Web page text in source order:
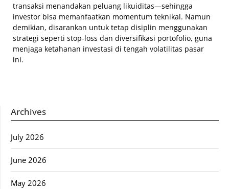
transaksi menandakan peluang likuiditas—sehingga
investor bisa memanfaatkan momentum teknikal. Namun
demikian, disarankan untuk tetap disiplin menggunakan
strategi seperti stop-loss dan diversifikasi portofolio, guna
menjaga ketahanan investasi di tengah volatilitas pasar
ini.
Archives
July 2026
June 2026
May 2026